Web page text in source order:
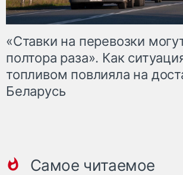
«Ставки на перевозки
полтора раза». Как
топливом повлияла на
Беларусь
Самое читаемое